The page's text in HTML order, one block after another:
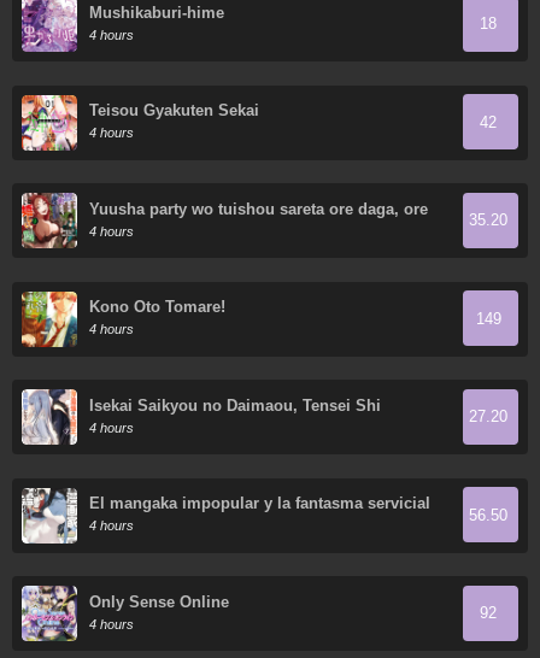
Mushikaburi-hime
4 hours
18
Teisou Gyakuten Sekai
4 hours
42
Yuusha party wo tuishou sareta ore daga, ore
kara sudatte kuretayoude ureshii. Nanode
daiseijo, omae ni otte korarete ha
4 hours
35.20
Kono Oto Tomare!
4 hours
149
Isekai Saikyou no Daimaou, Tensei Shi
Boukensha ni Naru
4 hours
27.20
El mangaka impopular y la fantasma servicial
4 hours
56.50
Only Sense Online
4 hours
92